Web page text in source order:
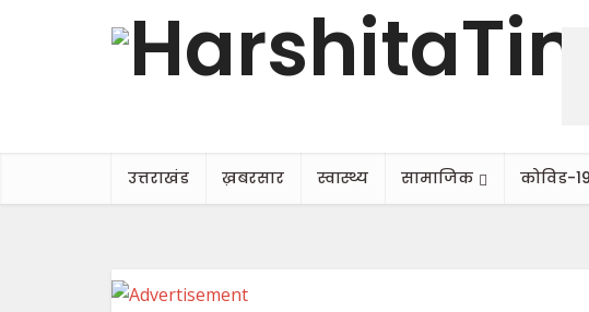
उत्तराखंड ख़बरसार स्वास्थ्य सामाजिक कोविड-19